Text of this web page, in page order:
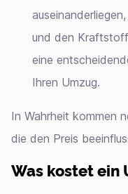
und den
eine
Ihren Umzug.
In Wahrheit kommen
die den Preis
Was kostet ein